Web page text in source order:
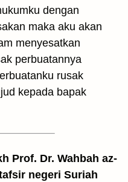
dengan
maka aku akan
menyesatkan
perbuatannya
rusak
kepada bapak
Prof. Dr. Wahbah az-
negeri Suriah